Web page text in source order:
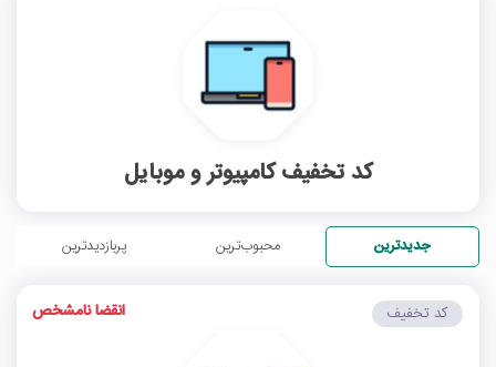
کد تخفیف کامپیوتر و موبایل
جدیدترین محبوب‌ترین پربازدیدترین
کد تخفیف انقضا نامشخص